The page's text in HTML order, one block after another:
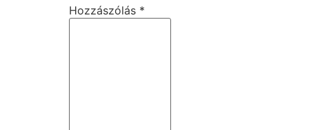
Hozzászólás *